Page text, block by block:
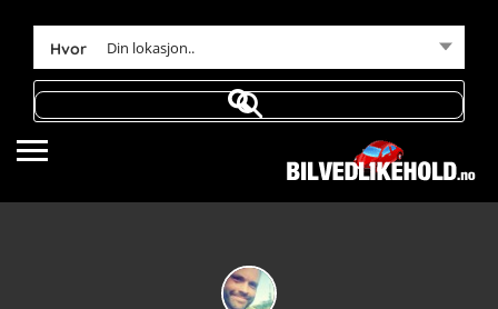
Hvor Din lokasjon..